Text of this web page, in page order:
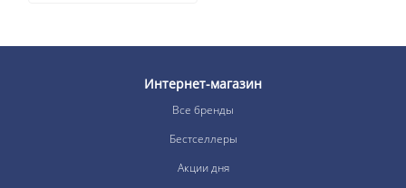
Интернет-магазин
Все бренды
Бестселлеры
Акции дня